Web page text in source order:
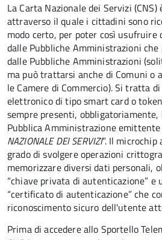
La Carta Nazionale dei Servizi
attraverso il quale i cittadini sono
modo certo, per poter così
dalle Pubbliche Amministrazioni che
dalle Pubbliche Amministrazioni
ma può trattarsi anche di Comuni
le Camere di Commercio).Si tratta
elettronico di tiposmart cardo t
sempre presenti,
Pubblica Amministrazione
NAZIONALE DEI SERVIZI”. Il microchip
grado di svolgere operazioni
memorizzare diversi dati personali,
“chiave privata di autenticazione” e
“certificato di autenticazione” che
riconoscimento sicuro dell'utente
Prima di accedere allo Sportello